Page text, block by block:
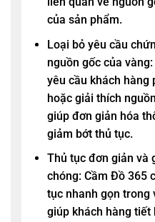
của sản phẩm.
Loại bỏ yêu cầu
nguồn gốc của
yêu cầu khách hàng
hoặc giải thích
giúp đơn giản hóa
giảm bớt thủ tục.
Thủ tục đơn giản và
chóng: Cầm Đồ 365
tục nhanh gọn trong
giúp khách hàng tiết